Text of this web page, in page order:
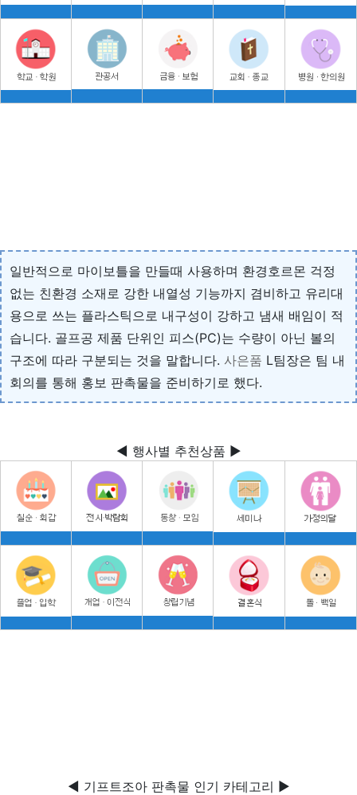
일반적으로 마이보틀을 만들때 사용하며 환경호르몬 걱정
없는 친환경 소재로 강한 내열성 기능까지 겸비하고 유리대
용으로 쓰는 플라스틱으로 내구성이 강하고 냄새 배임이 적
습니다. 골프공 제품 단위인 피스(PC)는 수량이 아닌 볼의
구조에 따라 구분되는 것을 말합니다. 사은품 L팀장은 팀 내
회의를 통해 홍보 판촉물을 준비하기로 했다.
◀ 행사별 추천상품 ▶
◀ 기프트조아 판촉물 인기 카테고리 ▶